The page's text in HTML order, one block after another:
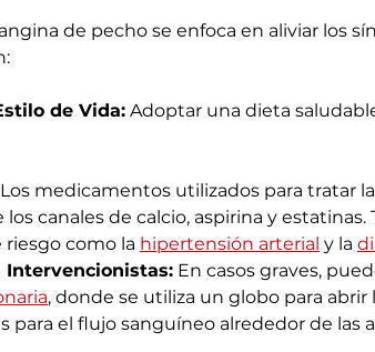
de pecho se enfoca en aliviar los
de Vida: Adoptar una dieta
Los medicamentos utilizados para tratar
los canales de calcio, aspirina y
como la hipertensión arterial y la
Intervencionistas: En casos graves,
, donde se utiliza un globo para abrir
para el flujo sanguíneo alrededor de las